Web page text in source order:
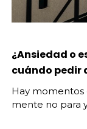
¿Ansiedad o
cuándo pedir
Hay momentos
mente no para